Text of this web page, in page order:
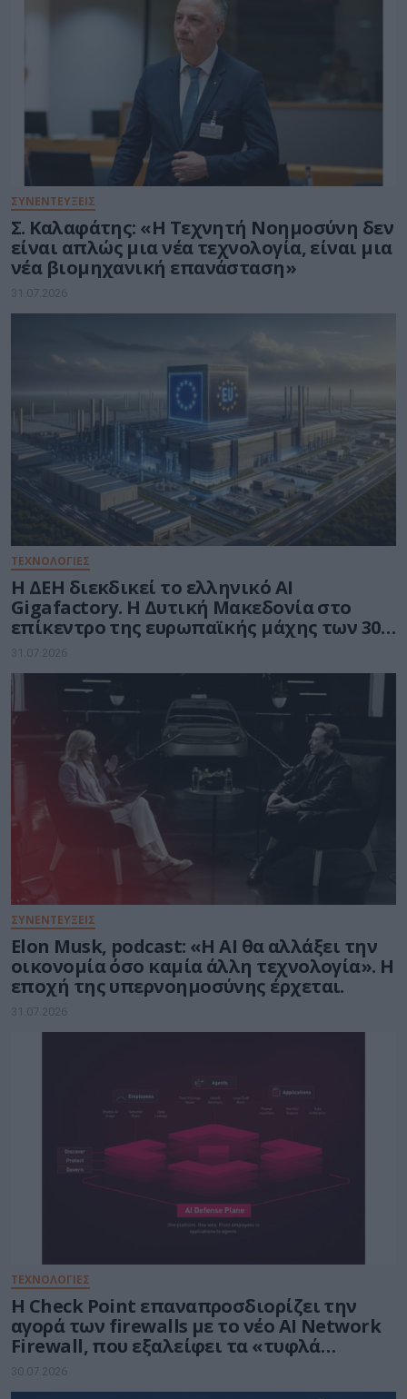
ΣΥΝΕΝΤΕΥΞΕΙΣ
Σ. Καλαφάτης: «Η Τεχνητή Νοημοσύνη δεν
είναι απλώς μια νέα τεχνολογία, είναι μια
νέα βιομηχανική επανάσταση»
31.07.2026
ΤΕΧΝΟΛΟΓΙΕΣ
Η ΔΕΗ διεκδικεί το ελληνικό AI
Gigafactory. Η Δυτική Μακεδονία στο
επίκεντρο της ευρωπαϊκής μάχης των 30
δισ. ευρώ για την Τεχνητή Νοημοσύνη
31.07.2026
ΣΥΝΕΝΤΕΥΞΕΙΣ
Elon Musk, podcast: «Η AI θα αλλάξει την
οικονομία όσο καμία άλλη τεχνολογία». Η
εποχή της υπερνοημοσύνης έρχεται.
31.07.2026
ΤΕΧΝΟΛΟΓΙΕΣ
Η Check Point επαναπροσδιορίζει την
αγορά των firewalls με το νέο AI Network
Firewall, που εξαλείφει τα «τυφλά
σημεία» της Τεχνητής Νοημοσύνης σε
κάθε δίκτυο
30.07.2026